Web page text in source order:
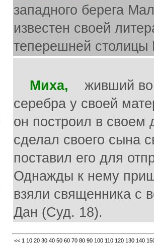
западного берега
известен своей
теперешней столицы
Миха, живший во
серебра у своей
он построил в
сделал своего сына
поставил его для
Однажды к нему
взяли священника с
Дан (Суд. 18).
<< 1 10 20 30 40 50 60 70 80 90 100 110 120 130 140